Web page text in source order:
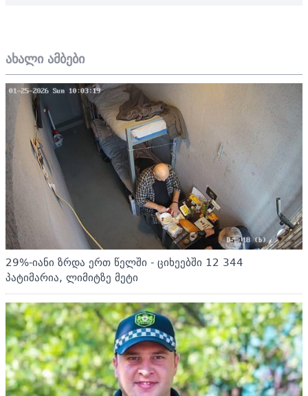
ახალი ამბები
29%-იანი ზრდა ერთ წელში - ციხეებში 12 344
პატიმარია, ლიმიტზე მეტი